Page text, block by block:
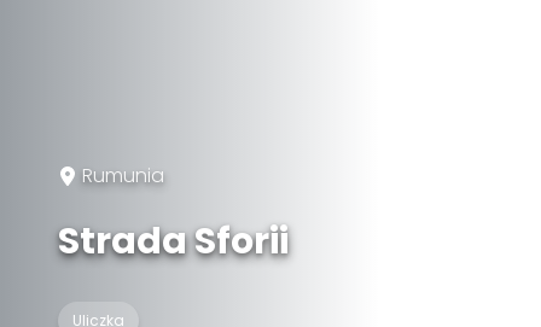
Rumunia
Strada Sforii
Uliczka